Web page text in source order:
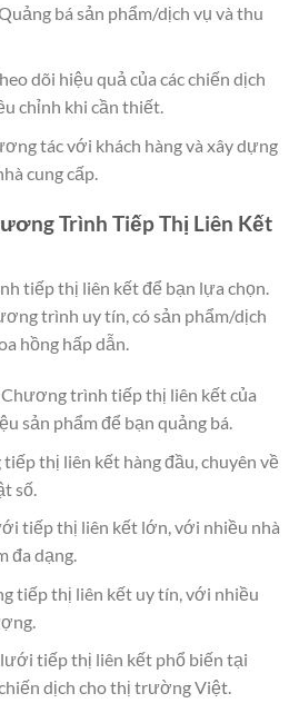
bá sản phẩm/dịch vụ và thu
dõi hiệu quả của các chiến dịch
chỉnh khi cần thiết.
tác với khách hàng và xây dựng
cung cấp.
Trình Tiếp Thị Liên Kết
tiếp thị liên kết để bạn lựa chọn.
trình uy tín, có sản phẩm/dịch
hồng hấp dẫn.
trình tiếp thị liên kết của
sản phẩm để bạn quảng bá.
thị liên kết hàng đầu, chuyên về
số.
tiếp thị liên kết lớn, với nhiều nhà
đa dạng.
tiếp thị liên kết uy tín, với nhiều
tiếp thị liên kết phổ biến tại
dịch cho thị trường Việt.